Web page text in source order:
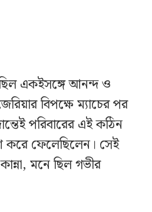
একইসঙ্গে আনন্দ ও
বিপক্ষে ম্যাচের পর
পরিবারের এই কঠিন
করে ফেলেছিলেন। সেই
মনে ছিল গভীর